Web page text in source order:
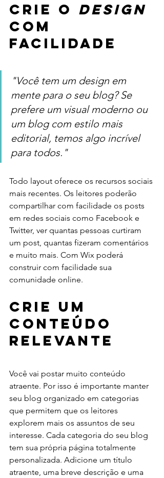
Crie o design
com
facilidade
"Você tem um design em
mente para o seu blog? Se
prefere um visual moderno ou
um blog com estilo mais
editorial, temos algo incrível
para todos."
Todo layout oferece os recursos sociais
mais recentes. Os leitores poderão
compartilhar com facilidade os posts
em redes sociais como Facebook e
Twitter, ver quantas pessoas curtiram
um post, quantas fizeram comentários
e muito mais. Com Wix poderá
construir com facilidade sua
comunidade online.
Crie um
Conteúdo
Relevante
Você vai postar muito conteúdo
atraente. Por isso é importante manter
seu blog organizado em categorias
que permitem que os leitores
explorem mais os assuntos de seu
interesse. Cada categoria do seu blog
tem sua própria página totalmente
personalizada. Adicione um título
atraente, uma breve descrição e uma